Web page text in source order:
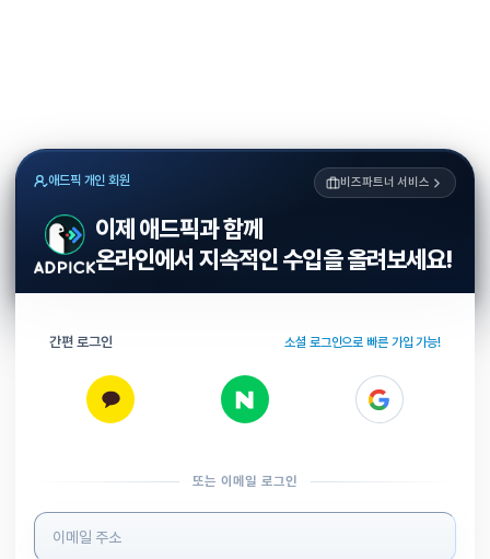
애드픽 개인 회원 비즈파트너 서비스
이제 애드픽과 함께
온라인에서 지속적인 수입을 올려보세요!
간편 로그인 소셜 로그인으로 빠른 가입 가능!
또는 이메일 로그인
로그인 정보 입력